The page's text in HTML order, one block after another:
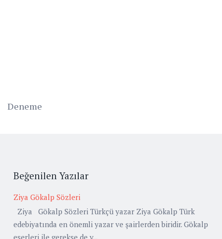
Deneme
Beğenilen Yazılar
Ziya Gökalp Sözleri
Ziya Gökalp Sözleri Türkçü yazar Ziya Gökalp Türk
edebiyatında en önemli yazar ve şairlerden biridir. Gökalp
eserleri ile gerekse de y...